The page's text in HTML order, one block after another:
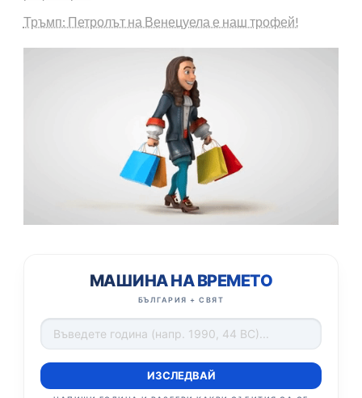
Тръмп: Петролът на Венецуела е наш трофей!
МАШИНА НА ВРЕМЕТО
БЪЛГАРИЯ + СВЯТ
ИЗСЛЕДВАЙ